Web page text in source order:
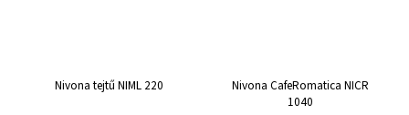
Nivona tejtű NIML 220
Nivona CafeRomatica NICR
1040